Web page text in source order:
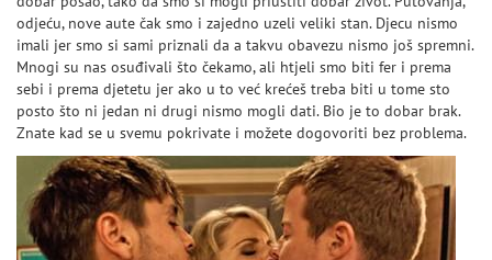
odjeću, nove aute čak smo i zajedno uzeli veliki stan. Djecu nismo
imali jer smo si sami priznali da a takvu obavezu nismo još spremni.
Mnogi su nas osuđivali što čekamo, ali htjeli smo biti fer i prema
sebi i prema djetetu jer ako u to već krećeš treba biti u tome sto
posto što ni jedan ni drugi nismo mogli dati. Bio je to dobar brak.
Znate kad se u svemu pokrivate i možete dogovoriti bez problema.